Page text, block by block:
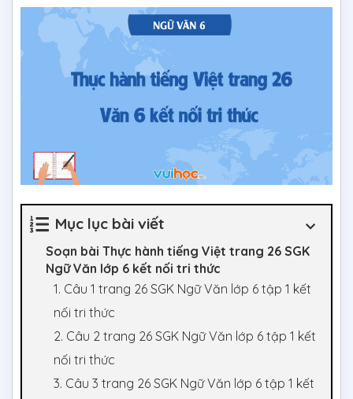
Mục lục bài viết
Soạn bài Thực hành tiếng Việt trang 26 SGK
Ngữ Văn lớp 6 kết nối tri thức
1. Câu 1 trang 26 SGK Ngữ Văn lớp 6 tập 1 kết
nối tri thức
2. Câu 2 trang 26 SGK Ngữ Văn lớp 6 tập 1 kết
nối tri thức
3. Câu 3 trang 26 SGK Ngữ Văn lớp 6 tập 1 kết